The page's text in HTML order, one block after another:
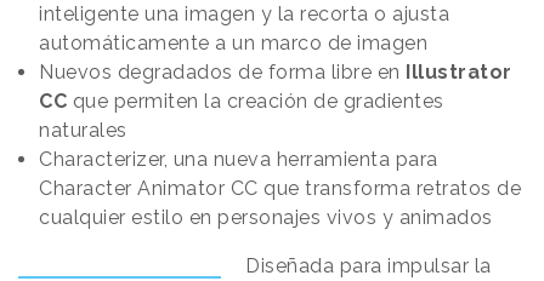
inteligente una imagen y la recorta o ajusta
automáticamente a un marco de imagen
Nuevos degradados de forma libre en Illustrator
CC que permiten la creación de gradientes
naturales
Characterizer, una nueva herramienta para
Character Animator CC que transforma retratos de
cualquier estilo en personajes vivos y animados
Diseñada para impulsar la